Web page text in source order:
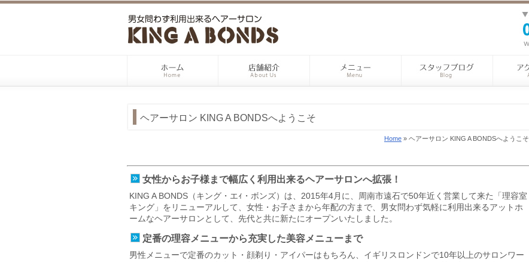
ヘアーサロン KING A BONDSへようこそ
Home » ヘアーサロン KING A BONDSへようこそ
女性からお子様まで幅広く利用出来るヘアーサロンへ拡張！
KING A BONDS（キング・エｨ・ボンズ）は、2015年4月に、周南市遠石で50年近く営業して来た「理容室
キング」をリニューアルして、女性・お子さまから年配の方まで、男女問わず気軽に利用出来るアットホ
ームなヘアーサロンとして、先代と共に新たにオープンいたしました。
定番の理容メニューから充実した美容メニューまで
男性メニューで定番のカット・顔剃り・アイパーはもちろん、イギリスロンドンで10年以上のサロンワー